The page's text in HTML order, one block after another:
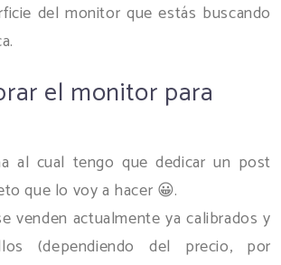
del monitor que estás buscando
el monitor para
al cual tengo que dedicar un post
que lo voy a hacer 😀.
venden actualmente ya calibrados y
(dependiendo del precio, por